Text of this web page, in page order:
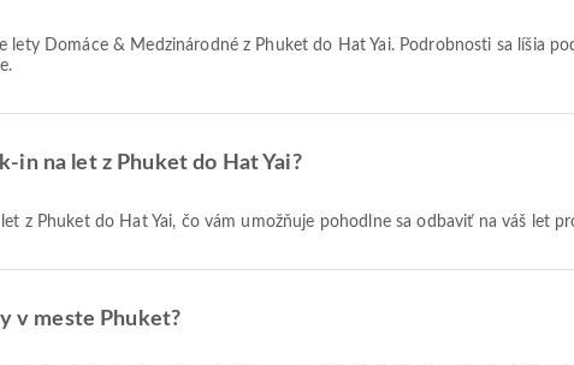
in na let z Phuket do Hat Yai?
z Phuket do Hat Yai, čo vám umožňuje pohodlne sa odbaviť na váš let
v meste Phuket?